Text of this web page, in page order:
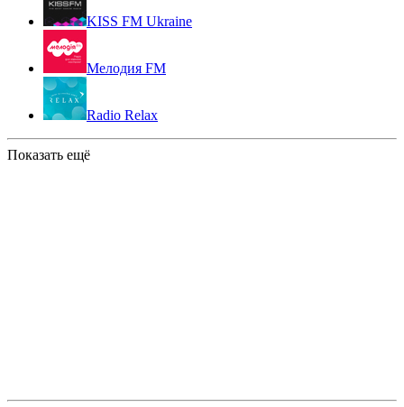
KISS FM Ukraine
Мелодия FM
Radio Relax
Показать ещё